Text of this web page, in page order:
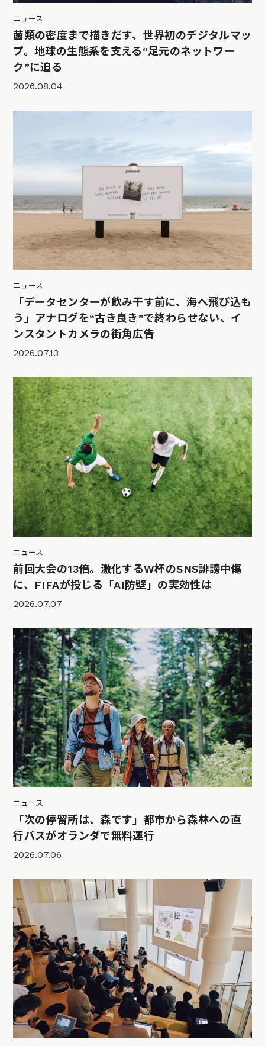
ニュース
菌類の密度まで描きだす、世界初のデジタルマッ
プ。地球の生態系を支える“足元のネットワー
ク”に迫る
2026.08.04
ニュース
「データセンターが飲み干す前に、海へ飛び込も
う」アナログを“古き良き”で終わらせない、イ
ンスタントカメラの街角広告
2026.07.13
ニュース
前回大会の13倍。激化するW杯のSNS誹謗中傷
に、FIFAが投じる「AI防壁」の実効性は
2026.07.07
ニュース
「次の停留所は、森です」都市から森林への直
行バスがオランダで無料運行
2026.07.06